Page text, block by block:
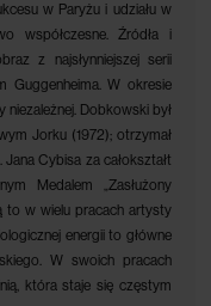
w Paryżu i udziału w
współczesne. Źródła i
z najsłynniejszej serii
Guggenheima. W okresie
niezależnej. Dobkowski był
Jorku (1972); otrzymał
Cybisa za całokształt
Medalem „Zasłużony
to w wielu pracach artysty
energii to główne
W swoich pracach
która staje się częstym